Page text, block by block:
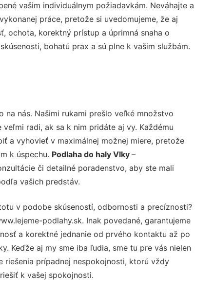
vašim individuálnym požiadavkám. Neváhajte a
práce, pretože si uvedomujeme, že aj
ochota, korektný prístup a úprimná snaha o
bohatú prax a sú plne k vašim službám.
na nás. Našimi rukami prešlo veľké množstvo
radi, ak sa k nim pridáte aj vy. Každému
a vyhovieť v maximálnej možnej miere, pretože
k úspechu. Podlaha do haly Vlky –
či detailné poradenstvo, aby ste mali
vašich predstáv.
v podobe skúseností, odbornosti a precíznosti?
podlahy.sk. Inak povedané, garantujeme
a korektné jednanie od prvého kontaktu až po
Keďže aj my sme iba ľudia, sme tu pre vás nielen
riešenia prípadnej nespokojnosti, ktorú vždy
k vašej spokojnosti.